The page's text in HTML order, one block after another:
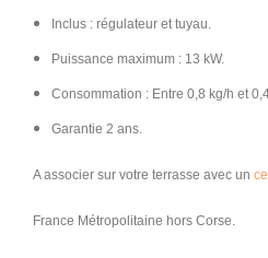
Inclus : régulateur et tuyau.
Puissance maximum : 13 kW.
Consommation : Entre 0,8 kg/h et
Garantie 2 ans.
A associer sur votre terrasse avec un
France Métropolitaine hors Corse.